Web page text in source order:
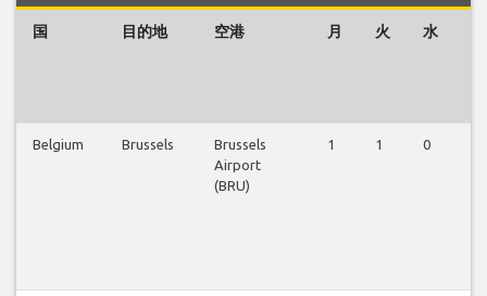
国 目的地 空港 月 火 水
Belgium Brussels
Brussels
Airport
(BRU)
1 1 0